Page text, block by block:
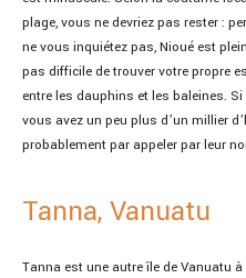
plage, vous ne devriez pas rester :
ne vous inquiétez pas, Nioué est
pas difficile de trouver votre propre
entre les dauphins et les baleines.
vous avez un peu plus d’un millier
probablement par appeler par leur
Tanna, Vanuatu
Tanna est une autre île de Vanuatu